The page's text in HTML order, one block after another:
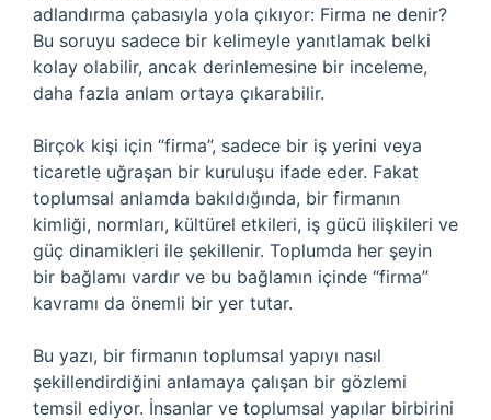
adlandırma çabasıyla yola çıkıyor: Firma ne denir?
Bu soruyu sadece bir kelimeyle yanıtlamak belki
kolay olabilir, ancak derinlemesine bir inceleme,
daha fazla anlam ortaya çıkarabilir.
Birçok kişi için “firma”, sadece bir iş yerini veya
ticaretle uğraşan bir kuruluşu ifade eder. Fakat
toplumsal anlamda bakıldığında, bir firmanın
kimliği, normları, kültürel etkileri, iş gücü ilişkileri ve
güç dinamikleri ile şekillenir. Toplumda her şeyin
bir bağlamı vardır ve bu bağlamın içinde “firma”
kavramı da önemli bir yer tutar.
Bu yazı, bir firmanın toplumsal yapıyı nasıl
şekillendirdiğini anlamaya çalışan bir gözlemi
temsil ediyor. İnsanlar ve toplumsal yapılar birbirini